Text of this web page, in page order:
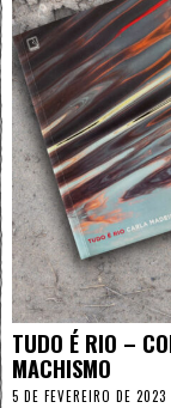
TUDO É RIO –
MACHISMO
5 DE FEVEREIRO DE 2023